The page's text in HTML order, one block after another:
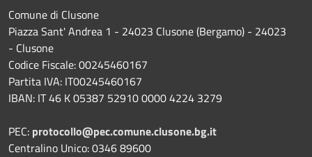
Comune di Clusone
Piazza Sant' Andrea 1 - 24023 Clusone (Bergamo) - 24023
- Clusone
Codice Fiscale: 00245460167
Partita IVA: IT00245460167
IBAN: IT 46 K 05387 52910 0000 4224 3279
PEC: protocollo@pec.comune.clusone.bg.it
Centralino Unico: 0346 89600